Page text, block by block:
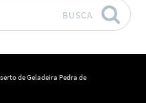
BUSCA
de Geladeira Pedra de